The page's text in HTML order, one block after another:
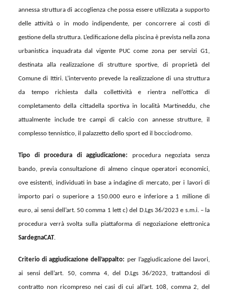
annessa struttura di accoglienza che possa essere utilizzata a supporto
delle attività o in modo indipendente, per concorrere ai costi di
gestione della struttura. L’edificazione della piscina è prevista nella zona
urbanistica inquadrata dal vigente PUC come zona per servizi G1,
destinata alla realizzazione di strutture sportive, di proprietà del
Comune di Ittiri. L’intervento prevede la realizzazione di una struttura
da tempo richiesta dalla collettivitàe rientra nell’ottica di
completamento della cittadella sportiva in località Martineddu, che
attualmente include tre campi di calcio con annesse strutture, il
complesso tennistico, il palazzetto dello sport ed il bocciodromo.
Tipo di procedura di aggiudicazione: procedura negoziata senza
bando, previa consultazione di almeno cinque operatori economici,
ove esistenti, individuati in base a indagine di mercato, per i lavori di
importo pari o superiore a 150.000 euro e inferiore a 1 milione di
euro,ai sensi dell’art. 50 comma 1 lettc) del D.Lgs 36/2023e s.m.i.– la
procedura verrà svolta su lla piattaforma di negoziazione elettronica
SardegnaCAT.
Criterio di aggiudicazione dell’appalto: per l’aggiudicazione dei lavori,
ai sensi dell’art. 50, comma 4, del D.Lgs 36/2023, trattandosi di
contratto non ricompreso nei casi di cui all’art. 108, comma 2, del